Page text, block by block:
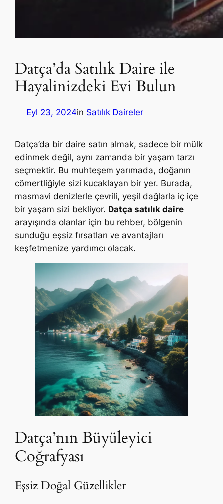
Datça’da Satılık Daire ile
Hayalinizdeki Evi Bulun
Eyl 23, 2024in Satılık Daireler
Datça’da bir daire satın almak, sadece bir mülk
edinmek değil, aynı zamanda bir yaşam tarzı
seçmektir. Bu muhteşem yarımada, doğanın
cömertliğiyle sizi kucaklayan bir yer. Burada,
masmavi denizlerle çevrili, yeşil dağlarla iç içe
bir yaşam sizi bekliyor. Datça satılık daire
arayışında olanlar için bu rehber, bölgenin
sunduğu eşsiz fırsatları ve avantajları
keşfetmenize yardımcı olacak.
Datça’nın Büyüleyici
Coğrafyası
Eşsiz Doğal Güzellikler